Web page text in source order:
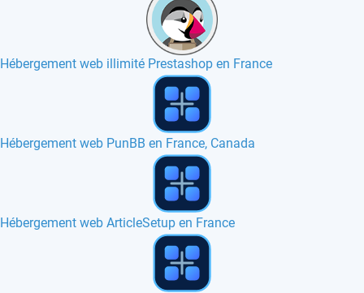
Hébergement web illimité Prestashop en France
Hébergement web ProcessWire en France
Hébergement web Booked en France